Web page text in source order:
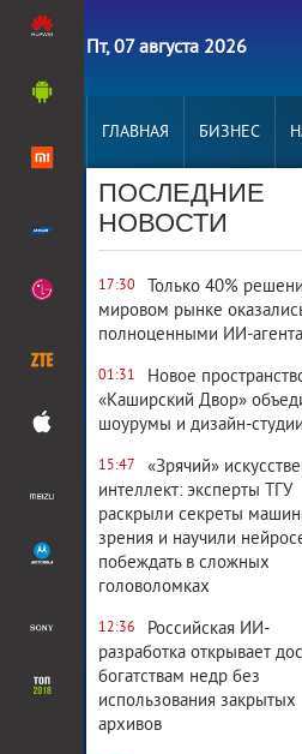
Пт, 07 августа 2026
ГЛАВНАЯ БИЗНЕС
ПОСЛЕДНИЕ
НОВОСТИ
17:30
Только 40%
мировом рынке
полноценными ИИ-
01:31
Новое
«Каширский Двор»
шоурумы и дизайн-студии
15:47
«Зрячий»
интеллект: эксперты ТГУ
раскрыли секреты
зрения и научили
побеждать в сложных
головоломках
12:36
Российская ИИ-
разработка открывает
богатствам недр без
использования закрытых
архивов